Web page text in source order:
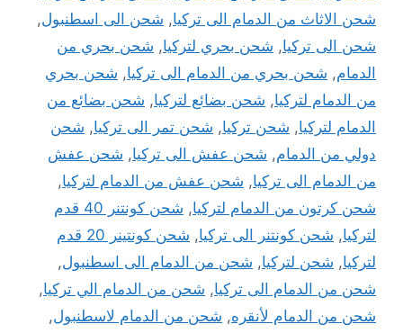
شحن الاثاث من الدمام الى تركيا, شحن الى اسطنبول,
شحن الى تركيا, شحن بحري لتركيا, شحن بحري من
الدمام, شحن بحري من الدمام الى تركيا, شحن بحري
من الدمام لتركيا, شحن بضائع لتركيا, شحن بضائع من
الدمام لتركيا, شحن تركيا, شحن تمر الى تركيا, شحن
دولي من الدمام, شحن عفش الى تركيا, شحن عفش
من الدمام الى تركيا, شحن عفش من الدمام لتركيا,
شحن كرتون من الدمام لتركيا,
شحن كونتنر 40 قدم
لتركيا, شحن كونتنر الى تركيا,
شحن كونتينر 20 قدم
لتركيا, شحن لتركيا, شحن من الدمام الى اسطنبول,
شحن من الدمام الى تركيا, شحن من الدمام الي تركيا,
شحن من الدمام لأنقره, شحن من الدمام لاسطنبول,